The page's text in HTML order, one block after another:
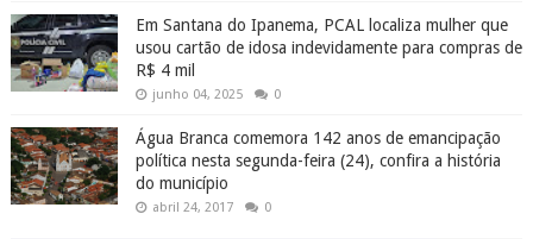
Em Santana do Ipanema, PCAL localiza mulher que
usou cartão de idosa indevidamente para compras de
R$ 4 mil
junho 04, 2025 0
Água Branca comemora 142 anos de emancipação
política nesta segunda-feira (24), confira a história
do município
abril 24, 2017 0